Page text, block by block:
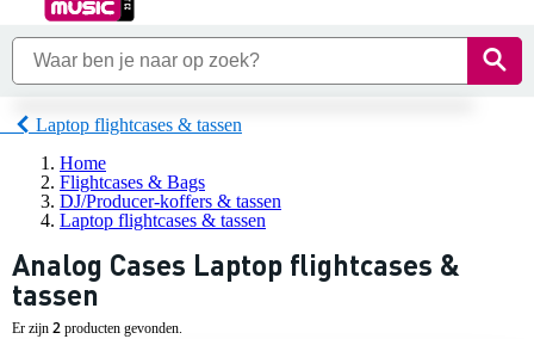
Laptop flightcases & tassen
Home
Flightcases & Bags
DJ/Producer-koffers & tassen
Laptop flightcases & tassen
Analog Cases Laptop flightcases &
tassen
Er zijn 2 producten gevonden.